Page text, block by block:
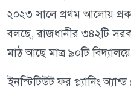
২০২৩ সালে প্রথম আলোয়
বলছে, রাজধানীর ৩৪২টি
মাঠ আছে মাত্র ৯০টি
ইনস্টিটিউট ফর প্ল্যানিং